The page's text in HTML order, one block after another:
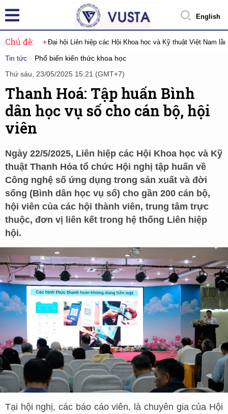
English
Chủ đề: Đại hội Liên hiệp các Hội Khoa học và Kỹ thuật Việt Nam
Tin tức
Phổ biến kiến thức khoa học
Thứ sáu, 23/05/2025 15:21 (GMT+7)
Thanh Hoá: Tập huấn Bình
dân học vụ số cho cán bộ, hội
viên
Ngày 22/5/2025, Liên hiệp các Hội Khoa học và Kỹ
thuật Thanh Hóa tổ chức Hội nghị tập huấn về
Công nghệ số ứng dụng trong sản xuất và đời
sống (Bình dân học vụ số) cho gần 200 cán bộ,
hội viên của các hội thành viên, trung tâm trực
thuộc, đơn vị liên kết trong hệ thống Liên hiệp
hội.
Tại hội nghị, các báo cáo viên, là chuyên gia của Hội